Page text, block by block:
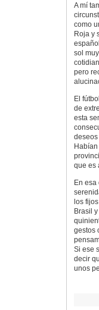
A mí
como
Roja y
sol
pero
El
de
esta
que es
En
los
Brasil
gestos
Si ese
decir
unos